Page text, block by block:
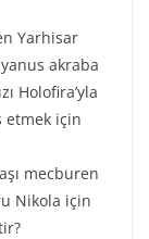
Yarhisar
akraba
Holofira’yla
etmek için
mecburen
Nikola için